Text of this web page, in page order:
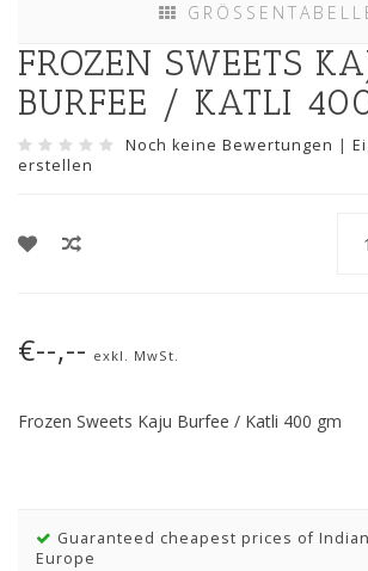
GRÖSSENTABELLE
FROZEN SWEETS
BURFEE / KATLI
Noch keine Bewertungen |
erstellen
€--,-- exkl. MwSt.
Frozen Sweets Kaju Burfee / Katli 400 gm
Guaranteed cheapest prices of Indian
Europe